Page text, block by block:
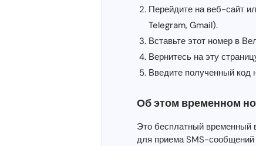
Перейдите на веб-сайт
Telegram, Gmail).
Вставьте этот номер в
Вернитесь на эту
Введите полученный код
Об этом временном
Это бесплатный временный
для приема SMS-